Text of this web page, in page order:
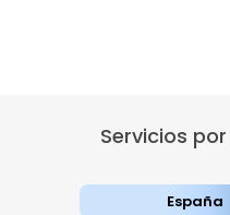
Servicios
España